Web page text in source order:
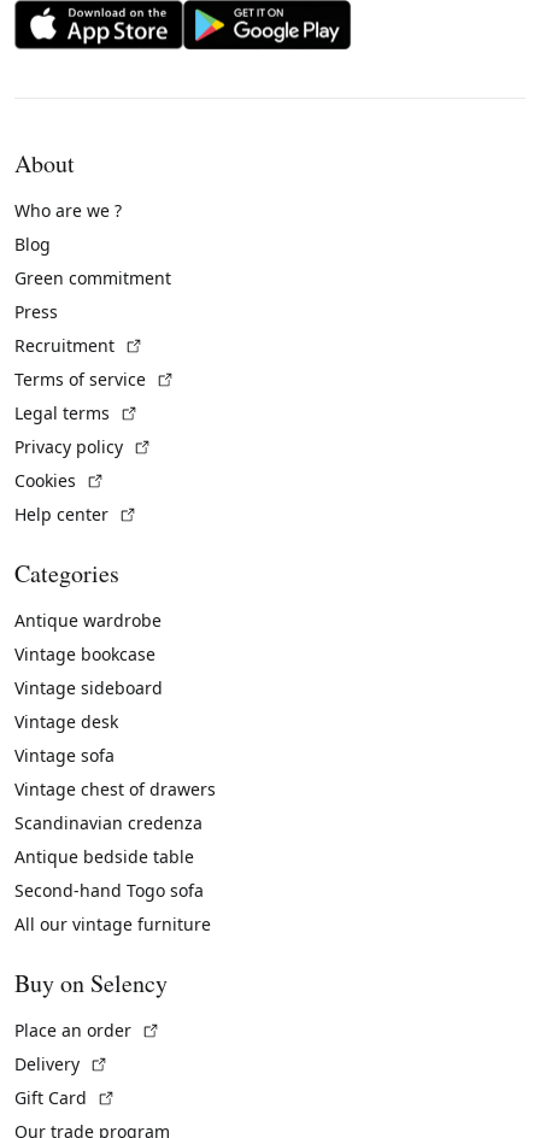
About
Who are we ?
Blog
Green commitment
Press
Recruitment
Terms of service
Legal terms
Privacy policy
Cookies
Help center
Categories
Antique wardrobe
Vintage bookcase
Vintage sideboard
Vintage desk
Vintage sofa
Vintage chest of drawers
Scandinavian credenza
Antique bedside table
Second-hand Togo sofa
All our vintage furniture
Buy on Selency
Place an order
Delivery
Gift Card
Our trade program